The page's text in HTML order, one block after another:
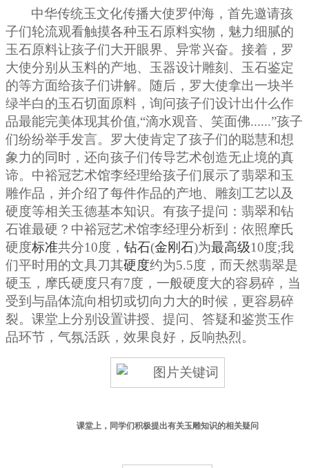
中华传统玉文化传播大使罗仲海，首先邀请孩
子们轮流观看触摸各种玉石原料实物，魅力细腻的
玉石原料让孩子们大开眼界、异常兴奋。接着，罗
大使分别从玉料的产地、玉器设计雕刻、玉石鉴定
的等方面给孩子们讲解。 随后 ，罗大使拿出一块半
绿半白的玉石切面原料，询问孩子们设计出什么作
品最能完美体现其价值,“滴水观音、笑面佛......”孩子
们纷纷举手发言。罗大使肯定了孩子们的聪慧和想
象力的同时，还向孩子们传导艺术创造无止境的真
谛。中裕冠艺术馆李经理给孩子们展示了翡翠和玉
雕作品，并介绍了每件作品的产地、雕刻工艺以及
硬度等相关玉德基本知识。有孩子提问：翡翠和钻
石谁最硬？中裕冠艺术馆李经理分析到： 依照摩氏
硬度标准共分10度 ， 钻石(金刚石)为最高级10度;我
们平时用的文具刀其硬度约为5.5度，而天然翡翠是
硬玉， 摩氏硬度只有7度，一般硬度大的容易碎，当
受到与晶体流向相切或切向力大的时候，更容易碎
裂。课堂上分别设置讲授、提问、答疑和鉴赏玉作
品环节，气氛活跃，效果良好，反响热烈。
课堂上，同学们积极提出有关玉雕知识的相关疑问